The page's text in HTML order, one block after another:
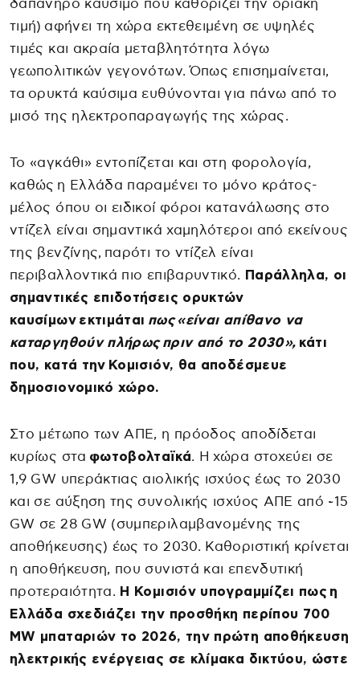
δαπανηρό καύσιμο που καθορίζει την οριακή
τιμή) αφήνει τη χώρα εκτεθειμένη σε υψηλές
τιμές και ακραία μεταβλητότητα λόγω
γεωπολιτικών γεγονότων. Όπως επισημαίνεται,
τα ορυκτά καύσιμα ευθύνονται για πάνω από το
μισό της ηλεκτροπαραγωγής της χώρας.
Το «αγκάθι» εντοπίζεται και στη φορολογία,
καθώς η Ελλάδα παραμένει το μόνο κράτος-
μέλος όπου οι ειδικοί φόροι κατανάλωσης στο
ντίζελ είναι σημαντικά χαμηλότεροι από εκείνους
της βενζίνης, παρότι το ντίζελ είναι
περιβαλλοντικά πιο επιβαρυντικό. Παράλληλα, οι
σημαντικές επιδοτήσεις ορυκτών
καυσίμων εκτιμάται πως «είναι απίθανο να
καταργηθούν πλήρως πριν από το 2030», κάτι
που, κατά την Κομισιόν, θα αποδέσμευε
δημοσιονομικό χώρο.
Στο μέτωπο των ΑΠΕ, η πρόοδος αποδίδεται
κυρίως στα φωτοβολταϊκά. Η χώρα στοχεύει σε
1,9 GW υπεράκτιας αιολικής ισχύος έως το 2030
και σε αύξηση της συνολικής ισχύος ΑΠΕ από ~15
GW σε 28 GW (συμπεριλαμβανομένης της
αποθήκευσης) έως το 2030. Καθοριστική κρίνεται
η αποθήκευση, που συνιστά και επενδυτική
προτεραιότητα. Η Κομισιόν υπογραμμίζει πως η
Ελλάδα σχεδιάζει την προσθήκη περίπου 700
MW μπαταριών το 2026, την πρώτη αποθήκευση
ηλεκτρικής ενέργειας σε κλίμακα δικτύου, ώστε